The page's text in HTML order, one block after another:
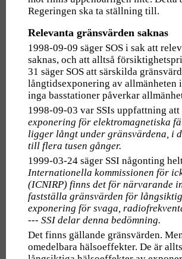
Regeringen ska ta ställning till.
Relevanta gränsvärden saknas
1998-09-09 säger SOS i sak att
saknas, och att alltså
31 säger SOS att särskilda
långtidsexponering av allmänheten
inga basstationer påverkar
1998-09-03 var SSIs uppfattning att
exponering för elektromagnetiska
ligger långt under gränsvärdena, i
till flera tusen gånger.
1999-03-24 säger SSI någonting
Internationella kommissionen för
(ICNIRP) finns det för närvarande
fastställa gränsvärden för
exponering för svaga,
--- SSI delar denna bedömning.
Det finns gällande gränsvärden.
omedelbara hälsoeffekter. De är